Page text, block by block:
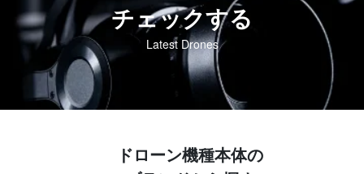
チェックする
Latest Drones
ドローン機種本体の